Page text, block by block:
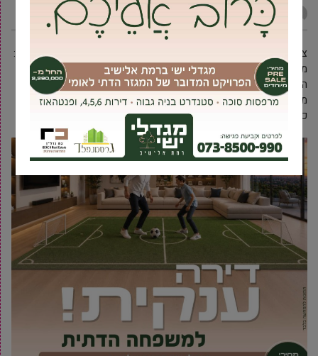
אביעד ברטוב 29 יוני, 2026
צעד משמעותי להפחתת עומסי התנועה בציר התנועה המרכזי של האזור:
משרד התחבורה והבטיחות בדרכים,באמצעות חברת חוצה ישראל,
השלים בימים אלה את פרויקט הרחבת כביש 471 לכיוון מערב,
מצומת
מגדל אפק (כביש 444) ועד מחלף נחלים.
המיזם נאמד בהשקעה
כוללת של כ-35 מיליון שקלים.